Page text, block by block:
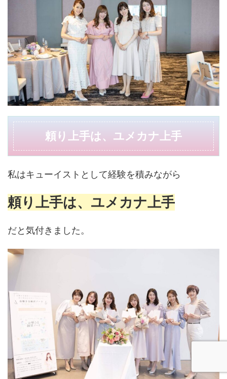
頼り上手は、ユメカナ上手
私はキューイストとして経験を積みながら
頼り上手は、ユメカナ上手
だと気付きました。